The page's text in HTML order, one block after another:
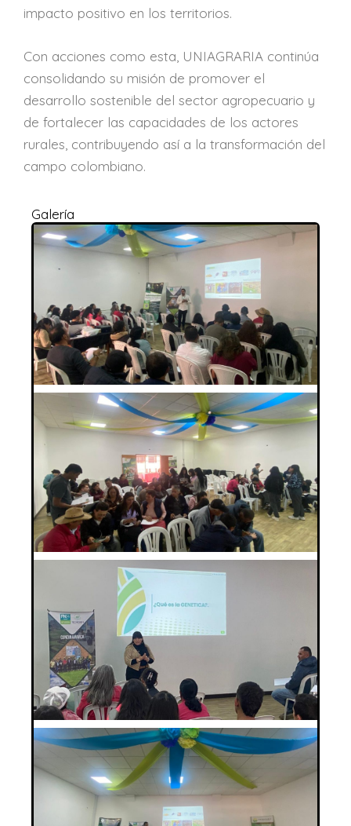
impacto positivo en los territorios.
Con acciones como esta, UNIAGRARIA continúa
consolidando su misión de promover el
desarrollo sostenible del sector agropecuario y
de fortalecer las capacidades de los actores
rurales, contribuyendo así a la transformación del
campo colombiano.
Galería